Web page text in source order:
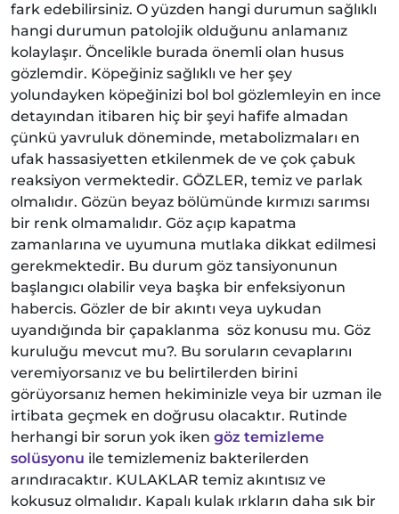
fark edebilirsiniz. O yüzden hangi durumun sağlıklı
hangi durumun patolojik olduğunu anlamanız
kolaylaşır. Öncelikle burada önemli olan husus
gözlemdir. Köpeğiniz sağlıklı ve her şey
yolundayken köpeğinizi bol bol gözlemleyin en ince
detayından itibaren hiç bir şeyi hafife almadan
çünkü yavruluk döneminde, metabolizmaları en
ufak hassasiyetten etkilenmek de ve çok çabuk
reaksiyon vermektedir. GÖZLER, temiz ve parlak
olmalıdır. Gözün beyaz bölümünde kırmızı sarımsı
bir renk olmamalıdır. Göz açıp kapatma
zamanlarına ve uyumuna mutlaka dikkat edilmesi
gerekmektedir. Bu durum göz tansiyonunun
başlangıcı olabilir veya başka bir enfeksiyonun
habercis. Gözler de bir akıntı veya uykudan
uyandığında bir çapaklanma söz konusu mu. Göz
kuruluğu mevcut mu?. Bu soruların cevaplarını
veremiyorsanız ve bu belirtilerden birini
görüyorsanız hemen hekiminizle veya bir uzman ile
irtibata geçmek en doğrusu olacaktır. Rutinde
herhangi bir sorun yok iken göz temizleme
solüsyonu ile temizlemeniz bakterilerden
arındıracaktır. KULAKLAR temiz akıntısız ve
kokusuz olmalıdır. Kapalı kulak ırkların daha sık bir